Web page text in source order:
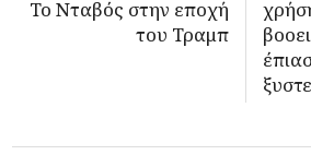
Το Νταβός στην εποχή
του Τραμπ